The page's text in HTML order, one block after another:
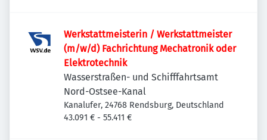
Werkstattmeisterin / Werkstattmeister
(m/w/d) Fachrichtung Mechatronik oder
Elektrotechnik
Wasserstraßen- und Schifffahrtsamt
Nord-Ostsee-Kanal
Kanalufer, 24768 Rendsburg, Deutschland
43.091 € - 55.411 €